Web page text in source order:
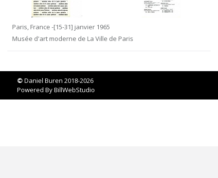
Paris, France -[15-31] janvier 1965
Musée d'art moderne de La Ville de Paris
© Daniel Buren 2018-2026
Powered ByBillWebStudio